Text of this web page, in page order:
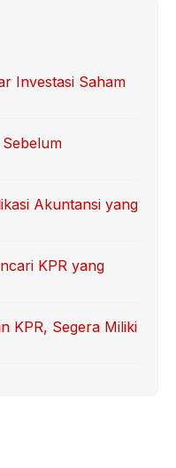
Investasi Saham
Akuntansi yang
KPR yang
KPR, Segera Miliki